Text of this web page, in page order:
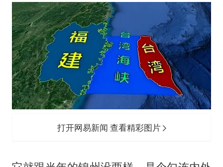
打开网易新闻 查看精彩图片